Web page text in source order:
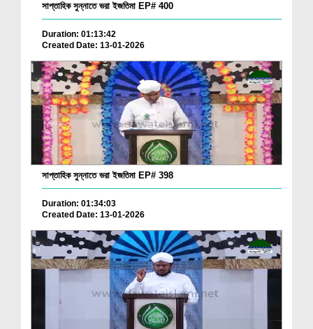
সাপ্তাহিক সুন্নাতে ভরা ইজতিমা EP# 400
Duration: 01:13:42
Created Date: 13-01-2026
সাপ্তাহিক সুন্নাতে ভরা ইজতিমা EP# 398
Duration: 01:34:03
Created Date: 13-01-2026